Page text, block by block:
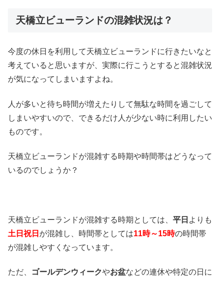
天橋立ビューランドの混雑状況は？
今度の休日を利用して天橋立ビューランドに行きたいなと
考えていると思いますが、実際に行こうとすると混雑状況
が気になってしまいますよね。
人が多いと待ち時間が増えたりして無駄な時間を過ごして
しまいやすいので、できるだけ人が少ない時に利用したい
ものです。
天橋立ビューランドが混雑する時期や時間帯はどうなって
いるのでしょうか？
天橋立ビューランドが混雑する時期としては、 平日 よりも
土日祝日 が混雑し、時間帯としては11時～15時の時間帯
が混雑しやすくなっています。
ただ、 ゴールデンウィークやお盆などの連休や特定の日に